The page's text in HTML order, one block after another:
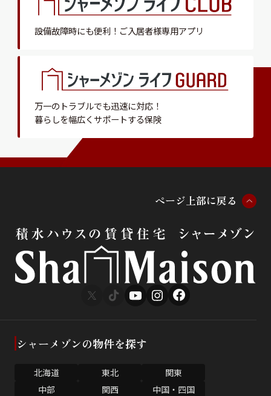
設備故障時にも便利！ ご入居者様専用アプリ
万一のトラブルでも迅速に対応！
暮らしを幅広くサポートする保険
ページ 上部に戻る
シャーメゾンの物件を探す
北海道 東北
関東
中部
関西
中国・四国